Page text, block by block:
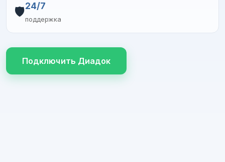
🛡️24/7
поддержка
Подключить Диадок